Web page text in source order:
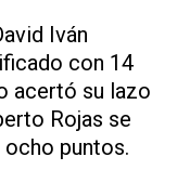
Iván
con 14
acertó su lazo
Rojas se
puntos.